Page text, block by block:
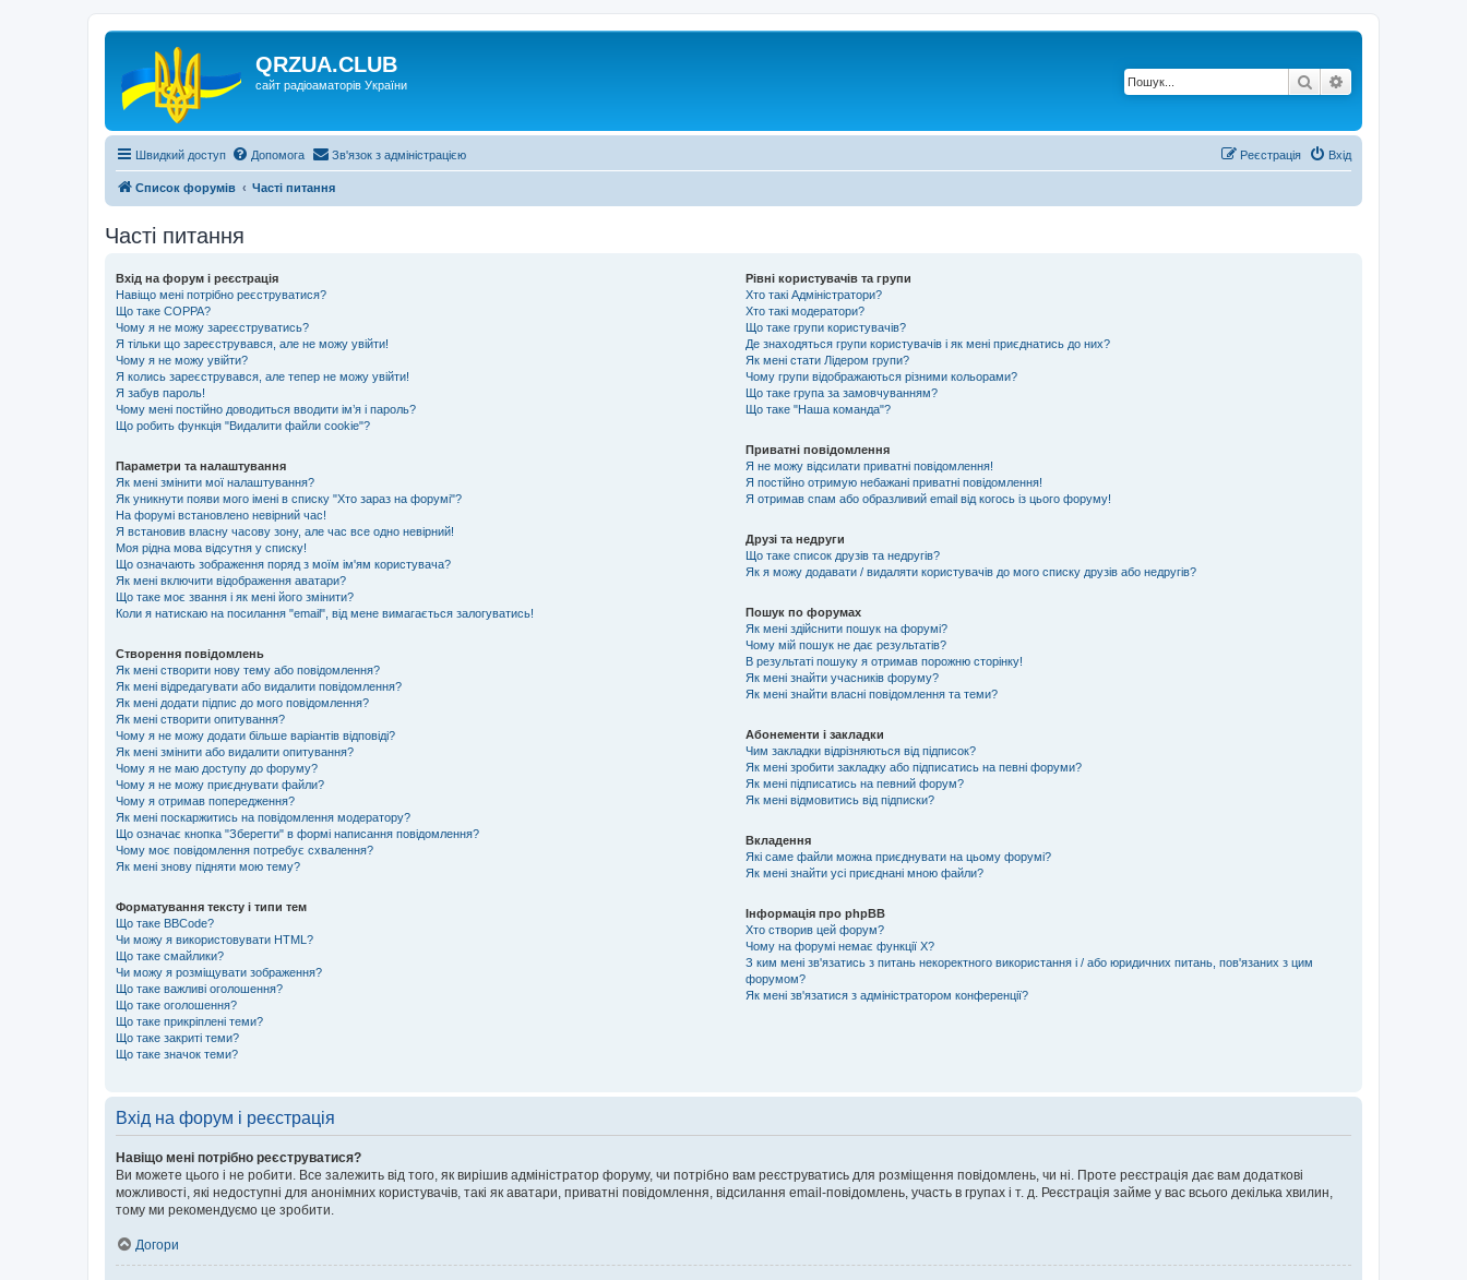
QRZUA.CLUB
сайт радіоаматорів України Пошук
Швидкий доступ Допомога Зв'язок з адміністрацією Вхід
Реєстрація
Список форумів Часті питання
Часті питання
Вхід на форум і реєстрація
Навіщо мені потрібно реєструватися?
Що таке COPPA?
Чому я не можу зареєструватись?
Я тільки що зареєструвався, але не можу увійти!
Чому я не можу увійти?
Я колись зареєструвався, але тепер не можу увійти!
Я забув пароль!
Чому мені постійно доводиться вводити ім’я і пароль?
Що робить функція "Видалити файли cookie"?
Параметри та налаштування
Як мені змінити мої налаштування?
Як уникнути появи мого імені в списку "Хто зараз на форумі"?
На форумі встановлено невірний час!
Я встановив власну часову зону, але час все одно невірний!
Моя рідна мова відсутня у списку!
Що означають зображення поряд з моїм ім'ям користувача?
Як мені включити відображення аватари?
Що таке моє звання і як мені його змінити?
Коли я натискаю на посилання "email", від мене вимагається залогуватись!
Створення повідомлень
Як мені створити нову тему або повідомлення?
Як мені відредагувати або видалити повідомлення?
Як мені додати підпис до мого повідомлення?
Як мені створити опитування?
Чому я не можу додати більше варіантів відповіді?
Як мені змінити або видалити опитування?
Чому я не маю доступу до форуму?
Чому я не можу приєднувати файли?
Чому я отримав попередження?
Як мені поскаржитись на повідомлення модератору?
Що означає кнопка "Зберегти" в формі написання повідомлення?
Чому моє повідомлення потребує схвалення?
Як мені знову підняти мою тему?
Форматування тексту і типи тем
Що таке BBCode?
Чи можу я використовувати HTML?
Що таке смайлики?
Чи можу я розміщувати зображення?
Що таке важливі оголошення?
Що таке оголошення?
Що таке прикріплені теми?
Що таке закриті теми?
Що таке значок теми?
Рівні користувачів та групи
Хто такі Адміністратори?
Хто такі модератори?
Що таке групи користувачів?
Де знаходяться групи користувачів і як мені приєднатись до них?
Як мені стати Лідером групи?
Чому групи відображаються різними кольорами?
Що таке група за замовчуванням?
Що таке "Наша команда"?
Приватні повідомлення
Я не можу відсилати приватні повідомлення!
Я постійно отримую небажані приватні повідомлення!
Я отримав спам або образливий email від когось із цього форуму!
Друзі та недруги
Що таке список друзів та недругів?
Як я можу додавати / видаляти користувачів до мого списку друзів або недругів?
Пошук по форумах
Як мені здійснити пошук на форумі?
Чому мій пошук не дає результатів?
В результаті пошуку я отримав порожню сторінку!
Як мені знайти учасників форуму?
Як мені знайти власні повідомлення та теми?
Абонементи і закладки
Чим закладки відрізняються від підписок?
Як мені зробити закладку або підписатись на певні форуми?
Як мені підписатись на певний форум?
Як мені відмовитись від підписки?
Вкладення
Які саме файли можна приєднувати на цьому форумі?
Як мені знайти усі приєднані мною файли?
Інформація про phpBB
Хто створив цей форум?
Чому на форумі немає функції X?
З ким мені зв'язатись з питань некоректного використання і / або юридичних питань, пов'язаних з цим
форумом?
Як мені зв'язатися з адміністратором конференції?
Вхід на форум і реєстрація
Навіщо мені потрібно реєструватися?
Ви можете цього і не робити. Все залежить від того, як вирішив адміністратор форуму, чи потрібно вам реєструватись для розміщення повідомлень, чи ні. Проте реєстрація дає вам додаткові
можливості, які недоступні для анонімних користувачів, такі як аватари, приватні повідомлення, відсилання email-повідомлень, участь в групах і т. д. Реєстрація займе у вас всього декілька хвилин,
тому ми рекомендуємо це зробити.
Догори